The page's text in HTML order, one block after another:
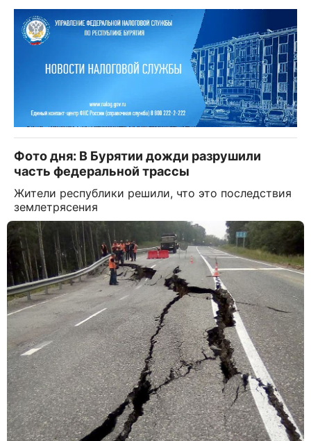
Фото дня: В Бурятии дожди разрушили
часть федеральной трассы
Жители республики решили, что это последствия
землетрясения